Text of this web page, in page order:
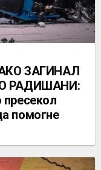
ЗАГИНАЛ
РАДИШАНИ:
пресекол
помогне